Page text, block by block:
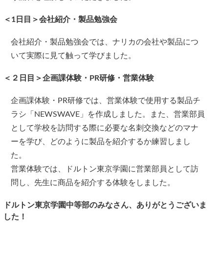
＜1日目＞会社紹介・製品勉強会
会社紹介・製品勉強会では、ナリカの会社や製品につ
いて実際に見て触って学びました。
＜２日目＞企画課体験・PR研修・営業体験
企画課体験・PR研修では、営業体験で使用する製品チ
ラシ「NEWSWAVE」を作成しました。また、営業部員
として学校を訪問する際に必要な名刺交換などのマナ
ーを学び、どのように製品を紹介するか練習しまし
た。
営業体験では、ドルトン東京学園に営業部員として訪
問し、先生に商品を紹介する体験をしました。
ドルトン東京学園中等部のみなさん、ありがとうございま
した！